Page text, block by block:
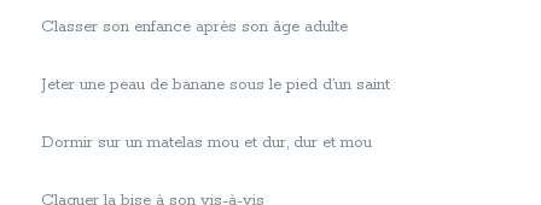
Classer son enfance après son âge adulte
Jeter une peau de banane sous le pied d’un saint
Dormir sur un matelas mou et dur, dur et mou
Claquer la bise à son vis-à-vis